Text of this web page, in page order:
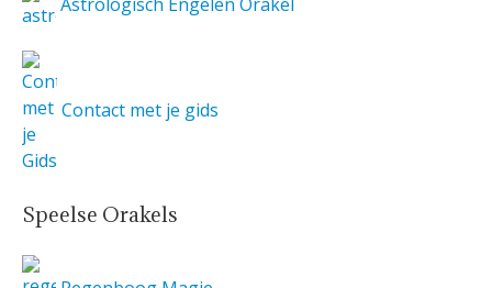
Contact met je gids
Speelse Orakels